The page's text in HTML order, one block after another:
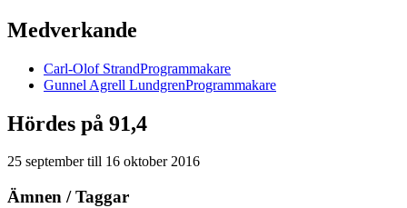
Medverkande
Carl-Olof StrandProgrammakare
Gunnel Agrell LundgrenProgrammakare
Hördes på 91,4
25 septembertill 16 oktober 2016
Ämnen / Taggar